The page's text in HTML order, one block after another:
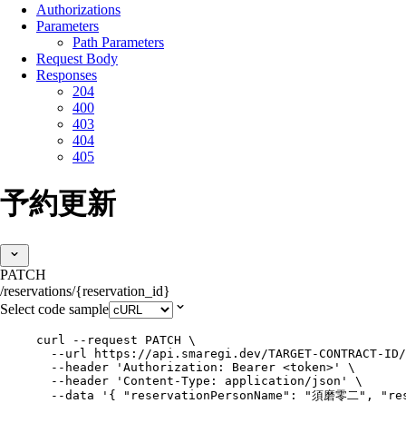
Authorizations
Parameters
Path Parameters
Request Body
Responses
204
400
403
404
405
予約更新
PATCH
/reservations/{reservation_id}
Select code sample
curl --request PATCH \
--url
https://api.smaregi.dev/TARGET-
--header
' Authorization: Bearer <token> '
\
--header
' Content-Type: application/json '
\
--data
' { "reservationPersonName": "須磨零二",